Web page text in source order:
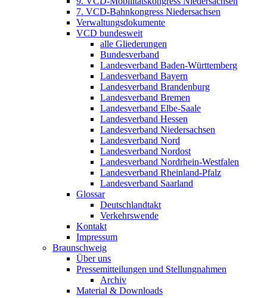
7. VCD-Bahnkongress Niedersachsen
Verwaltungsdokumente
VCD bundesweit
alle Gliederungen
Bundesverband
Landesverband Baden-Württemberg
Landesverband Bayern
Landesverband Brandenburg
Landesverband Bremen
Landesverband Elbe-Saale
Landesverband Hessen
Landesverband Niedersachsen
Landesverband Nord
Landesverband Nordost
Landesverband Nordrhein-Westfalen
Landesverband Rheinland-Pfalz
Landesverband Saarland
Glossar
Deutschlandtakt
Verkehrswende
Kontakt
Impressum
Braunschweig
Über uns
Pressemitteilungen und Stellungnahmen
Archiv
Material & Downloads